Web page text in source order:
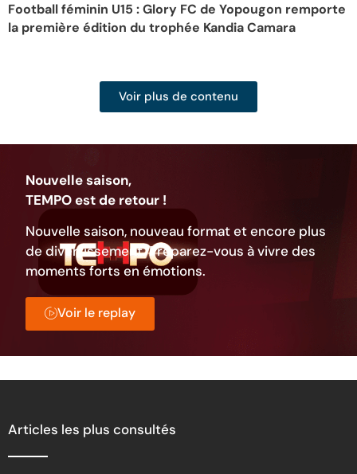
Football féminin U15 : Glory FC de Yopougon remporte
la première édition du trophée Kandia Camara
Voir plus de contenu
Nouvelle saison,
TEMPO est de retour !
Nouvelle saison, nouveau format et encore plus
de divertissement. Préparez-vous à vivre des
moments forts en émotions.
Voir le replay
Articles les plus consultés